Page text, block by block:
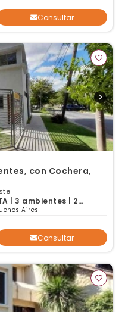
Consultar
con Cochera,
| 3 ambientes | 2
Aires
Consultar